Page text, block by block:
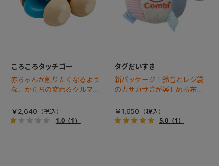
ころころタッチゴー
赤ちゃんが触りたくなるよう
な、かたちの変わるクルマで
す。カラフルな車体はやわら
かくかたちを変え、上から押
しても走り出します。
￥2,640
1.0（1）
タグだいすき
新パッケージ！鈴音とレジ袋
のカサカサ音が楽しめる布製
トイ。
￥1,650
5.0（1）